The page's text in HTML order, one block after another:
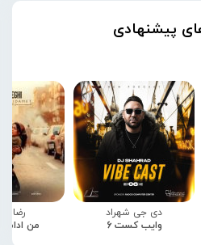
پیشنهادی
دی جی شهراد
وایب کست 6
رضا
من